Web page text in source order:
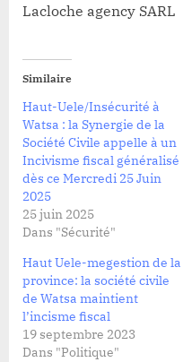
Lacloche agency SARL
Similaire
Haut-Uele/Insécurité à
Watsa : la Synergie de la
Société Civile appelle à un
Incivisme fiscal généralisé
dès ce Mercredi 25 Juin
2025
25 juin 2025
Dans "Sécurité"
Haut Uele-megestion de la
province: la société civile
de Watsa maintient
l’incisme fiscal
19 septembre 2023
Dans "Politique"